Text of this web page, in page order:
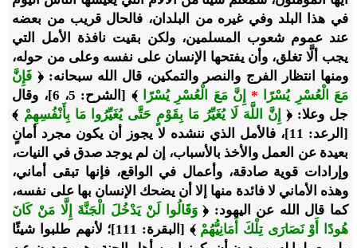
في هذا البلد وفي غيره من البلدان، فالحال قريب من بعضه
عند عموم شعوب المسلمين، ولكن بقيت نافذة الأمل التي
يجب ألَّا تغلق، وأن يفتحها الإنسان على نفسه وعلى من حوله،
ومنها انتظار الفرج والنصر والتمكين، قال الله سبحانه: ﴿ فَإِنَّ
مَعَ الْعُسْرِ يُسْرًا *إِنَّ مَعَ الْعُسْرِ يُسْرًا
﴾ [الشرح: 5، 6]، وقال
جل وعلا: ﴿ إِنَّ اللَّهَ لَا يُغَيِّرُ مَا بِقَوْمٍ حَتَّى يُغَيِّرُوا مَا بِأَنْفُسِهِمْ ﴾
[الرعد: 11]، فالأمل الذي ننشده لا يجوز أن يكون مجرد أمانٍ
بعيدة عن العمل والأخذ بالأسباب، إن لم يوجد صدق في النيات،
وإرادات قوية صادقة، وأعمال في الواقع، فإنها تبقى أماني،
وهذه الأماني لا فائدة منها إلا أن يضحك الإنسان بها على نفسه،
كما قال الله عن اليهود: ﴿وَقَالُوا لَنْ يَدْخُلَ الْجَنَّةَ إِلَّا مَنْ كَانَ
هُودًا أَوْ نَصَارَى تِلْكَ أَمَانِيُّهُمْ
﴾ [البقرة: 111]؛ لأنهم طلبوا شيئًا